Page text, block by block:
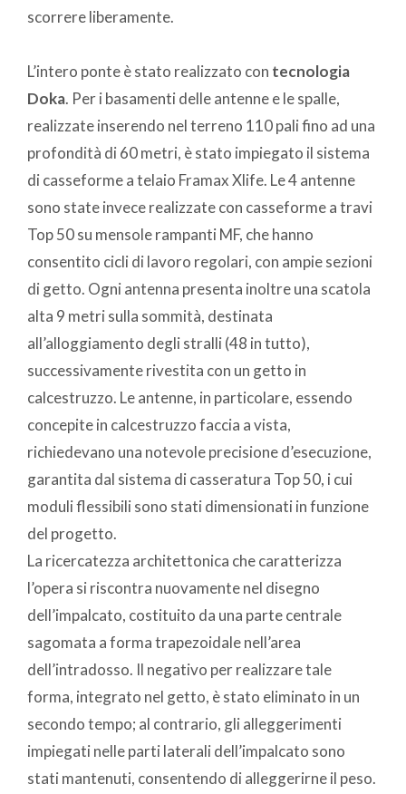
scorrere liberamente.
L’intero ponte è stato realizzato con tecnologia
Doka. Per i basamenti delle antenne e le spalle,
realizzate inserendo nel terreno 110 pali fino ad una
profondità di 60 metri, è stato impiegato il sistema
di casseforme a telaio Framax Xlife. Le 4 antenne
sono state invece realizzate con casseforme a travi
Top 50 su mensole rampanti MF, che hanno
consentito cicli di lavoro regolari, con ampie sezioni
di getto. Ogni antenna presenta inoltre una scatola
alta 9 metri sulla sommità, destinata
all’alloggiamento degli stralli (48 in tutto),
successivamente rivestita con un getto in
calcestruzzo. Le antenne, in particolare, essendo
concepite in calcestruzzo faccia a vista,
richiedevano una notevole precisione d’esecuzione,
garantita dal sistema di casseratura Top 50, i cui
moduli flessibili sono stati dimensionati in funzione
del progetto.
La ricercatezza architettonica che caratterizza
l’opera si riscontra nuovamente nel disegno
dell’impalcato, costituito da una parte centrale
sagomata a forma trapezoidale nell’area
dell’intradosso. Il negativo per realizzare tale
forma, integrato nel getto, è stato eliminato in un
secondo tempo; al contrario, gli alleggerimenti
impiegati nelle parti laterali dell’impalcato sono
stati mantenuti, consentendo di alleggerirne il peso.